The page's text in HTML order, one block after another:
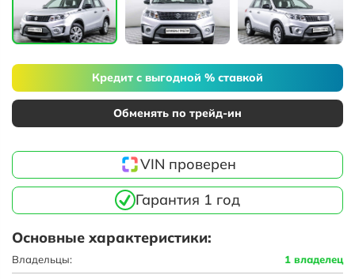
Кредит с выгодной % ставкой
Обменять по трейд-ин
VIN проверен
Гарантия 1 год
Основные характеристики:
Владельцы: 1 владелец